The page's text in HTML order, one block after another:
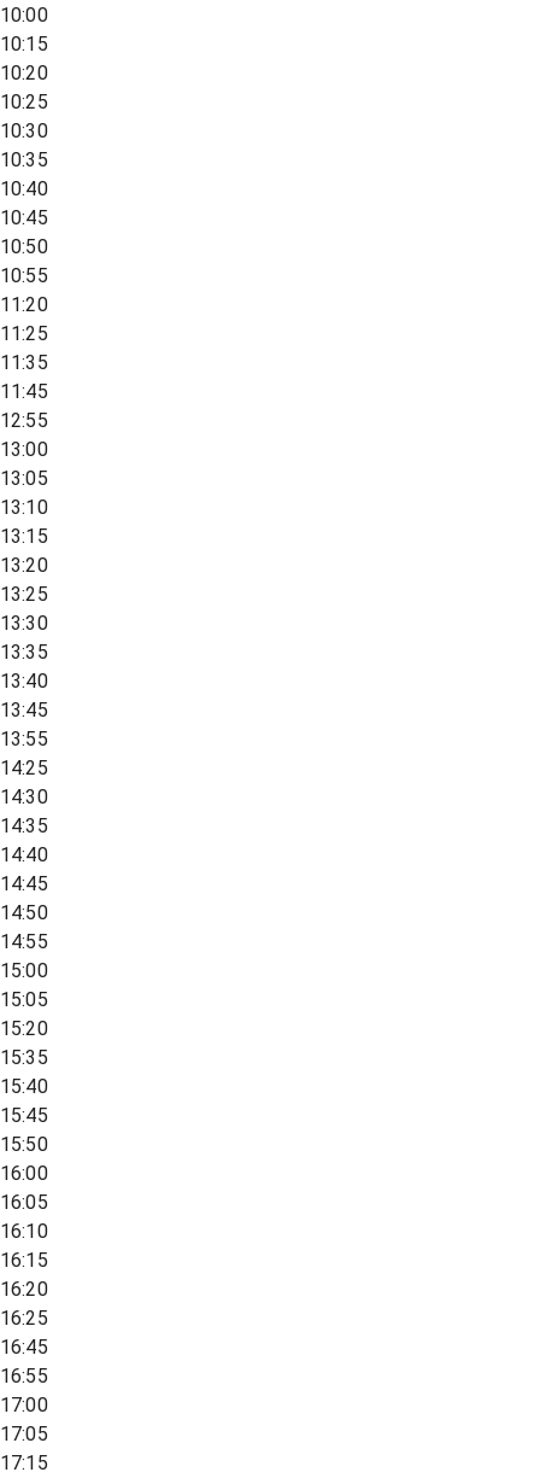
10:00
10:15
10:20
10:25
10:30
10:35
10:40
10:45
10:50
10:55
11:20
11:25
11:35
11:45
12:55
13:00
13:05
13:10
13:15
13:20
13:25
13:30
13:35
13:40
13:45
13:55
14:25
14:30
14:35
14:40
14:45
14:50
14:55
15:00
15:05
15:20
15:35
15:40
15:45
15:50
16:00
16:05
16:10
16:15
16:20
16:25
16:45
16:55
17:00
17:05
17:15